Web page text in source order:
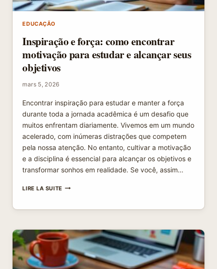
EDUCAÇÃO
Inspiração e força: como encontrar
motivação para estudar e alcançar seus
objetivos
mars 5, 2026
Encontrar inspiração para estudar e manter a força
durante toda a jornada acadêmica é um desafio que
muitos enfrentam diariamente. Vivemos em um mundo
acelerado, com inúmeras distrações que competem
pela nossa atenção. No entanto, cultivar a motivação
e a disciplina é essencial para alcançar os objetivos e
transformar sonhos em realidade. Se você, assim…
LIRE LA SUITEINSPIRAÇÃO
COMO
MOTIVAÇÃO
PARA
ESTUDAR
E
ALCANÇAR